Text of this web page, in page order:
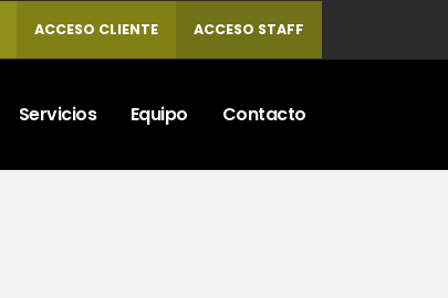
ACCESO CLIENTE ACCESO STAFF
Servicios Equipo Contacto